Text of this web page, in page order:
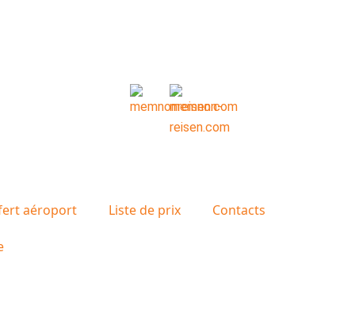
aéroport Liste de prix Contacts